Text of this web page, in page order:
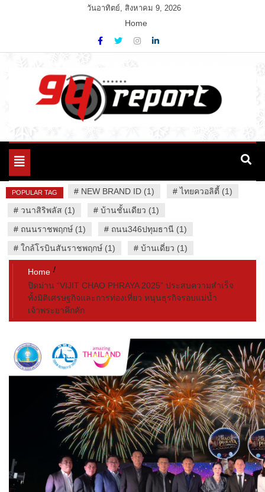
วันอาทิตย์, สิงหาคม 9, 2026
Home
94 Report.com
Variety News
Toggle
POPULAR TAG # NEW BRAND ID (1) #ไทยควอลิตี้ (1)
# วนาสิริพลัส (1) # บ้านชั้นเดียว (1)
# ถนนราชพฤกษ์ (1) # ถนน346ปทุมธานี (1)
# ใกล้โรบินสันราชพฤกษ์ (1) # บ้านเดี่ยว (1)
Home
ปิดม่าน “VIJIT CHAO PHRAYA 2025” ประสบความสำเร็จ
ทั้งมิติเศรษฐกิจและการท่องเที่ยว หนุนธุรกิจรอบแม่น้ำ
เจ้าพระยาคึกคัก